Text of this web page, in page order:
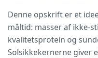
Denne opskrift er et
måltid: masser af ikke-
kvalitetsprotein og
Solsikkekernerne giver